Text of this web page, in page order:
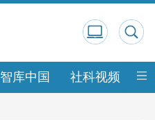
智库中国 社科视频 中